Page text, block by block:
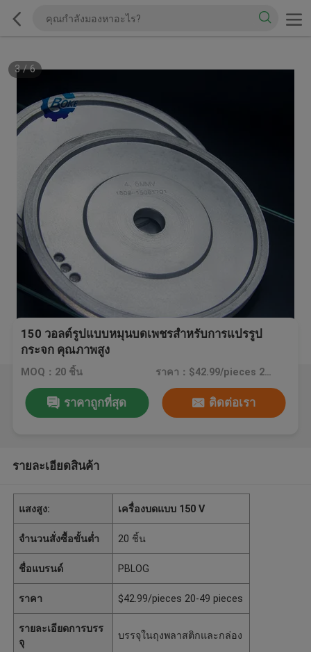
3/6
150 วอลต์รูปแบบหมุนบดเพชรสําหรับการแปรรูป
กระจก คุณภาพสูง
MOQ：20 ชิ้น ราคา：$42.99/pieces 20-49 pieces
ราคาถูกที่สุด ติดต่อเรา
รายละเอียดสินค้า
แสงสูง: เครื่องบดแบบ 150 V
จำนวนสั่งซื้อขั้นต่ำ 20 ชิ้น
ชื่อแบรนด์ PBLOG
ราคา $42.99/pieces 20-49 pieces
รายละเอียดการบรร
จุ
บรรจุในถุงพลาสติกและกล่อง